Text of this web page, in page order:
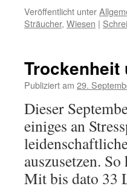
Veröffentlicht unter
Sträucher, Wiesen |
Trockenheit
Publiziert am 29.
Dieser
einiges an
auszusetzen.
Mit bis dato 33